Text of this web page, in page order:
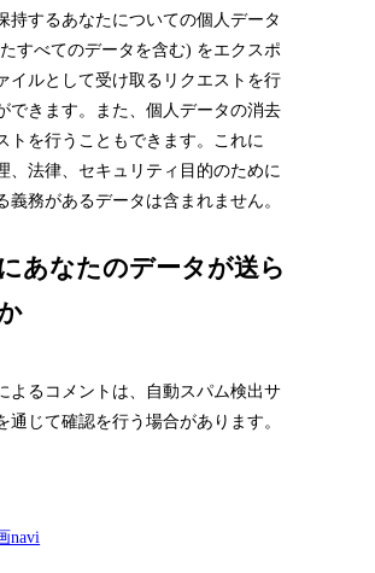
持するあなたについての個人データ
すべてのデータを含む) をエクスポ
イルとして受け取るリクエストを行
できます。また、個人データの消去
トを行うこともできます。これに
、法律、セキュリティ目的のために
義務があるデータは含まれません。
あなたのデータが送ら
よるコメントは、自動スパム検出サ
通じて確認を行う場合があります。
navi